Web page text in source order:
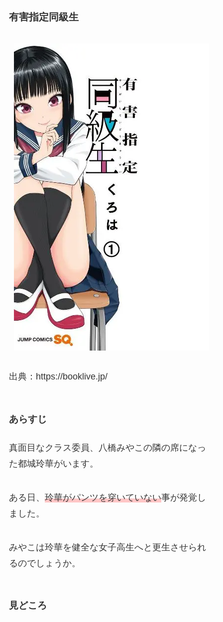
有害指定同級生
出典：https://booklive.jp/
あらすじ
真面目なクラス委員、八橋みやこの隣の席になっ
た都城玲華がいます。
ある日、 玲華がパンツを穿いていない事が発覚し
ました。
みやこは玲華を健全な女子高生へと更生させられ
るのでしょうか。
見どころ